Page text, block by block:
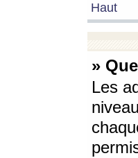
Haut
»
Les